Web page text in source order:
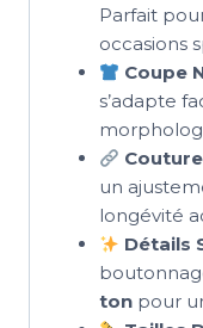
Parfait
occasions
Coupe
s’adapte
un
longévité
Détails
tonpour